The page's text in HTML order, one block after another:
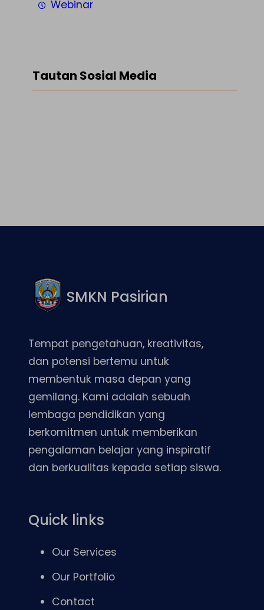
Webinar
Tautan Sosial Media
SMKN Pasirian
Tempat pengetahuan, kreativitas,
dan potensi bertemu untuk
membentuk masa depan yang
gemilang. Kami adalah sebuah
lembaga pendidikan yang
berkomitmen untuk memberikan
pengalaman belajar yang inspiratif
dan berkualitas kepada setiap siswa.
Quick links
Our Services
Our Portfolio
Contact